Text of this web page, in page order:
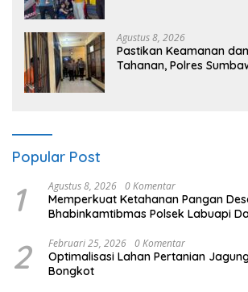
Agustus 8, 2026
Pastikan Keamanan
Tahanan, Polres
Popular Post
1 Agustus 8, 2026 0 Komentar
Memperkuat Ketahanan Pangan
Bhabinkamtibmas Polsek Labuapi
2 Februari 25, 2026 0 Komentar
Optimalisasi Lahan Pertanian
Bongkot